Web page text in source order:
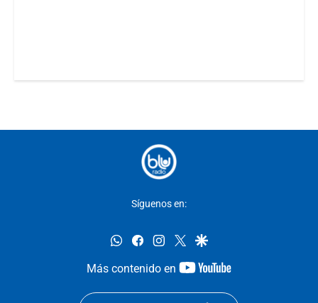
Síguenos en:
whatsappfacebookinstagram
twittergoogle
Más contenido en
youtube-